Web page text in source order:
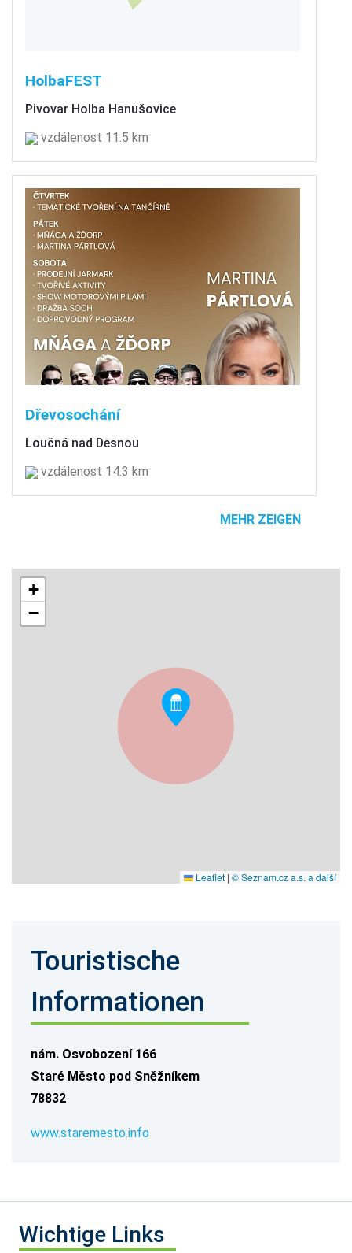
HolbaFEST
Pivovar Holba Hanušovice
vzdálenost 11.5 km
Dřevosochání
Loučná nad Desnou
vzdálenost 14.3 km
MEHR ZEIGEN
+
−
Leaflet | © Seznam.cz a.s. a další
Touristische
Informationen
nám. Osvobození 166
Staré Město pod Sněžníkem
78832
www.staremesto.info
Wichtige Links